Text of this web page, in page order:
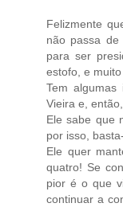
Felizmente
não passa de
para ser
estofo, e
Tem
Vieira e,
Ele sabe que
por isso,
Ele quer
quatro! Se
pior é o que
continuar a